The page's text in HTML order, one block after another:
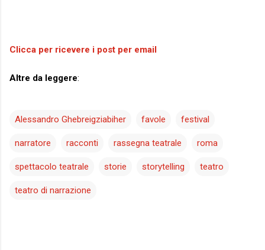
Clicca per ricevere i post per email
Altre da leggere:
Alessandro Ghebreigziabiher favole festival
narratore racconti rassegna teatrale roma
spettacolo teatrale storie storytelling teatro
teatro di narrazione